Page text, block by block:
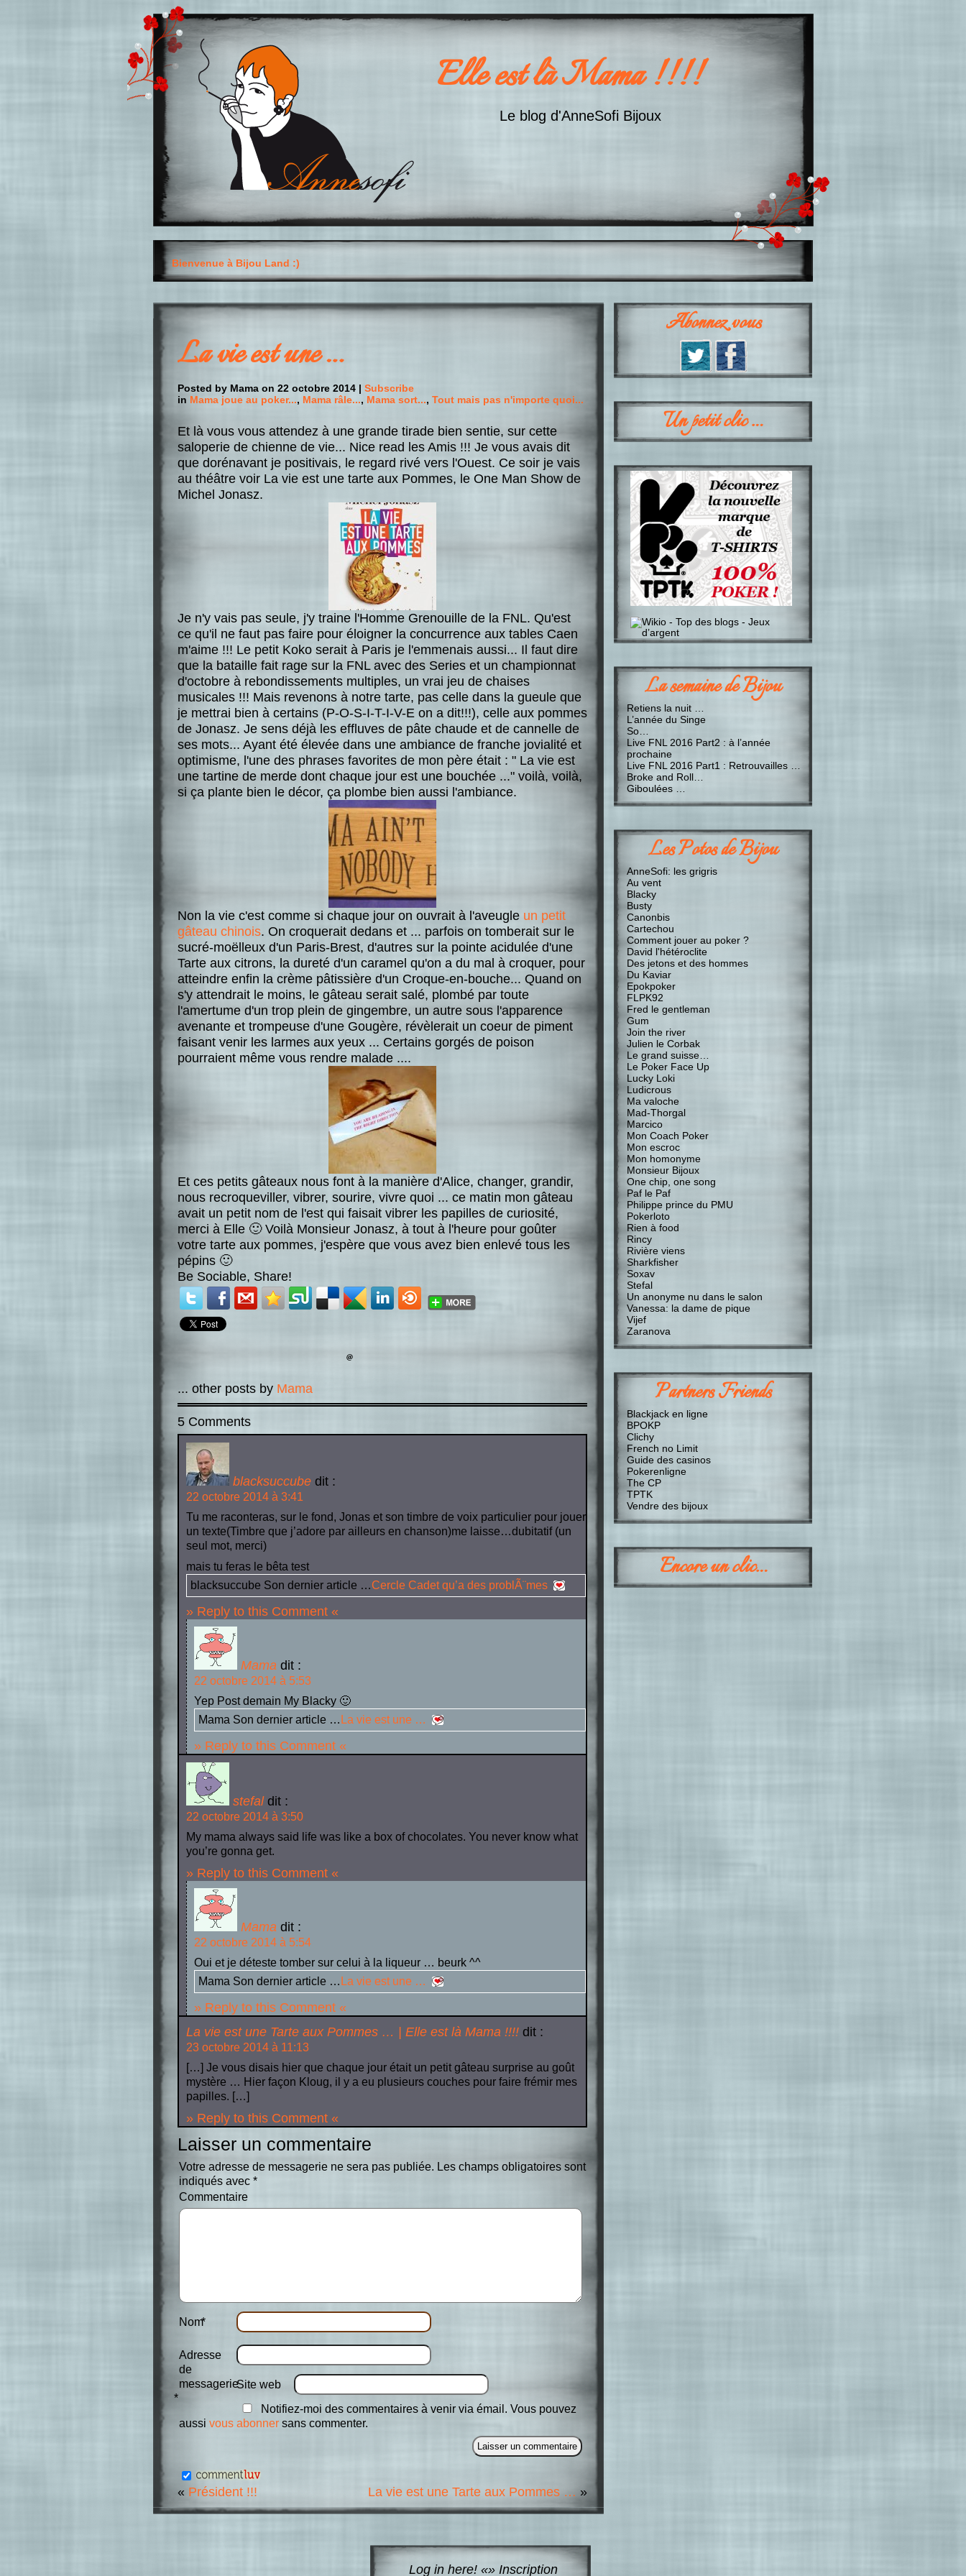
Elle est là Mama !!!!
Le blog d'AnneSofi Bijoux
Bienvenue à Bijou Land :)
La vie est une …
Posted by Mama on 22 octobre 2014 | Subscribe
in Mama joue au poker..., Mama râle..., Mama sort..., Tout mais pas n'importe quoi...
Et là vous vous attendez à une grande tirade bien sentie, sur cette
saloperie de chienne de vie... Nice read les Amis !!! Je vous avais dit
que dorénavant je positivais, le regard rivé vers l'Ouest. Ce soir je vais
au théâtre voir La vie est une tarte aux Pommes, le One Man Show de
Michel Jonasz.
Je n'y vais pas seule, j'y traine l'Homme Grenouille de la FNL. Qu'est
ce qu'il ne faut pas faire pour éloigner la concurrence aux tables Caen
m'aime !!! Le petit Koko serait à Paris je l'emmenais aussi... Il faut dire
que la bataille fait rage sur la FNL avec des Series et un championnat
d'octobre à rebondissements multiples, un vrai jeu de chaises
musicales !!! Mais revenons à notre tarte, pas celle dans la gueule que
je mettrai bien à certains (P-O-S-I-T-I-V-E on a dit!!!), celle aux pommes
de Jonasz. Je sens déjà les effluves de pâte chaude et de cannelle de
ses mots... Ayant été élevée dans une ambiance de franche jovialité et
optimisme, l'une des phrases favorites de mon père était : " La vie est
une tartine de merde dont chaque jour est une bouchée ..." voilà, voilà,
si ça plante bien le décor, ça plombe bien aussi l'ambiance.
Non la vie c'est comme si chaque jour on ouvrait à l'aveugle un petit
gâteau chinois. On croquerait dedans et ... parfois on tomberait sur le
sucré-moëlleux d'un Paris-Brest, d'autres sur la pointe acidulée d'une
Tarte aux citrons, la dureté d'un caramel qu'on a du mal à croquer, pour
atteindre enfin la crème pâtissière d'un Croque-en-bouche... Quand on
s'y attendrait le moins, le gâteau serait salé, plombé par toute
l'amertume d'un trop plein de gingembre, un autre sous l'apparence
avenante et trompeuse d'une Gougère, révèlerait un coeur de piment
faisant venir les larmes aux yeux ... Certains gorgés de poison
pourraient même vous rendre malade ....
Et ces petits gâteaux nous font à la manière d'Alice, changer, grandir,
nous recroqueviller, vibrer, sourire, vivre quoi ... ce matin mon gâteau
avait un petit nom de l'est qui faisait vibrer les papilles de curiosité,
merci à Elle 🙂 Voilà Monsieur Jonasz, à tout à l'heure pour goûter
votre tarte aux pommes, j'espère que vous avez bien enlevé tous les
pépins 🙂
Be Sociable, Share!
... other posts by Mama
5 Comments
blacksuccube dit :
22 octobre 2014 à 3:41
Tu me raconteras, sur le fond, Jonas et son timbre de voix particulier pour jouer
un texte(Timbre que j’adore par ailleurs en chanson)me laisse…dubitatif (un
seul mot, merci)
mais tu feras le bêta test
blacksuccube Son dernier article …Cercle Cadet qu’a des problÃ¨mes
» Reply to this Comment «
Mama dit :
22 octobre 2014 à 5:53
Yep Post demain My Blacky 🙂
Mama Son dernier article … La vie est une …
» Reply to this Comment «
stefal dit :
22 octobre 2014 à 3:50
My mama always said life was like a box of chocolates. You never know what
you’re gonna get.
» Reply to this Comment «
Mama dit :
22 octobre 2014 à 5:54
Oui et je déteste tomber sur celui à la liqueur … beurk ^^
Mama Son dernier article … La vie est une …
» Reply to this Comment «
La vie est une Tarte aux Pommes … | Elle est là Mama !!!! dit :
23 octobre 2014 à 11:13
[…] Je vous disais hier que chaque jour était un petit gâteau surprise au goût
mystère … Hier façon Kloug, il y a eu plusieurs couches pour faire frémir mes
papilles. […]
» Reply to this Comment «
Laisser un commentaire
Votre adresse de messagerie ne sera pas publiée. Les champs obligatoires sont
indiqués avec *
Commentaire
Nom
*
Adresse
de
messagerie
*
Site web
Notifiez-moi des commentaires à venir via émail. Vous pouvez
aussi vous abonner sans commenter.
« Président !!! La vie est une Tarte aux Pommes … »
Abonnez vous
Un petit clic …
La semaine de Bijou
Retiens la nuit …
L’année du Singe
So…
Live FNL 2016 Part2 : à l’année
prochaine
Live FNL 2016 Part1 : Retrouvailles …
Broke and Roll…
Giboulées …
Les Potos de Bijou
AnneSofi: les grigris
Au vent
Blacky
Busty
Canonbis
Cartechou
Comment jouer au poker ?
David l'hétéroclite
Des jetons et des hommes
Du Kaviar
Epokpoker
FLPK92
Fred le gentleman
Gum
Join the river
Julien le Corbak
Le grand suisse…
Le Poker Face Up
Lucky Loki
Ludicrous
Ma valoche
Mad-Thorgal
Marcico
Mon Coach Poker
Mon escroc
Mon homonyme
Monsieur Bijoux
One chip, one song
Paf le Paf
Philippe prince du PMU
Pokerloto
Rien à food
Rincy
Rivière viens
Sharkfisher
Soxav
Stefal
Un anonyme nu dans le salon
Vanessa: la dame de pique
Vijef
Zaranova
Partners Friends
Blackjack en ligne
BPOKP
Clichy
French no Limit
Guide des casinos
Pokerenligne
The CP
TPTK
Vendre des bijoux
Encore un clic…
Log in here!«» Inscription